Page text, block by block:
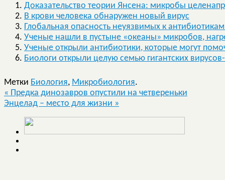
Доказательство теории Янсена: микробы
В крови человека обнаружен новый вирус
Глобальная опасность неуязвимых к
Ученые нашли в пустыне «океаны» микробов,
Ученые открыли антибиотики, которые могут
Биологи открыли целую семью гигантских
Метки Биология, Микробиология.
« Предка динозавров опустили на четвереньки
Энцелад – место для жизни »